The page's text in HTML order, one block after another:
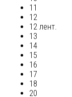
11
12
12 лент.
13
14
15
16
17
18
20